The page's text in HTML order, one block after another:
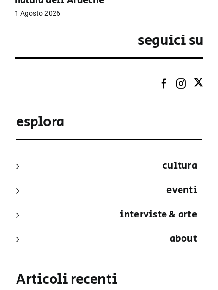
1 Agosto 2026
seguici su
esplora
cultura
eventi
interviste & arte
about
Articoli recenti